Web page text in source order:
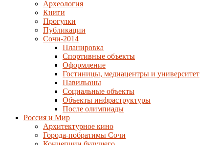
Археология
Книги
Прогулки
Публикации
Сочи-2014
Планировка
Спортивные объекты
Оформление
Гостиницы, медиацентры и университет
Павильоны
Социальные объекты
Объекты инфраструктуры
После олимпиады
Россия и Мир
Архитектурное кино
Города-побратимы Сочи